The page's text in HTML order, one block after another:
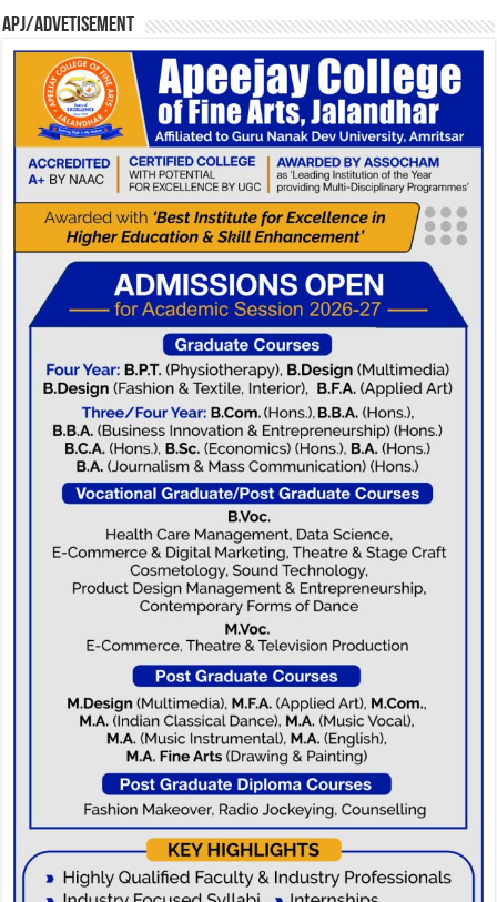
APJ/Advetisement